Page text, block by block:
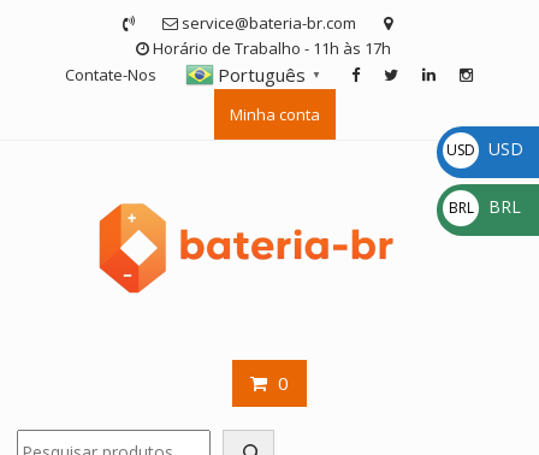
service@bateria-br.com
Horário de Trabalho - 11h às 17h
Contate-Nos
Português ▼
Minha conta
0
USD
$
USD
BRL
R$
BRL